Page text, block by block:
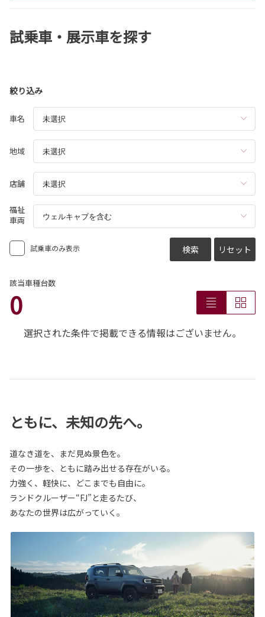
試乗車・展示車を探す
絞り込み
車名
地域
店舗
福祉
車両
試乗車のみ表示 検索 リセット
該当車種台数
0
選択された条件で掲載できる情報はございません。
ともに、未知の先へ。
道なき道を、まだ見ぬ景色を。
その一歩を、ともに踏み出せる存在がいる。
力強く、軽快に、どこまでも自由に。
ランドクルーザー“FJ”と走るたび、
あなたの世界は広がっていく。